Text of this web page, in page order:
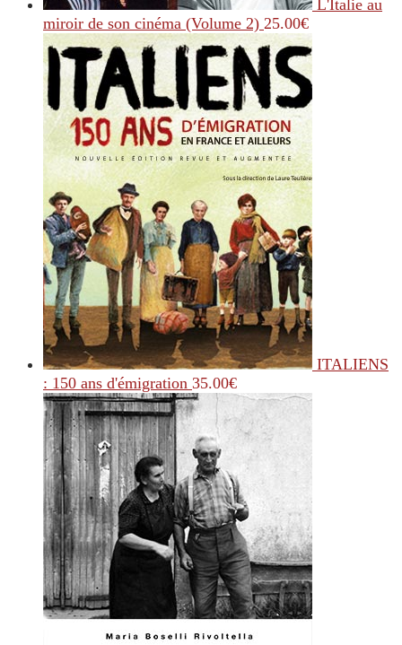
L'Italie au
miroir de son cinéma (Volume 2) 25.00€
ITALIENS
: 150 ans d'émigration 35.00€